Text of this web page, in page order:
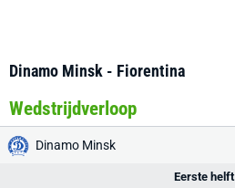
Dinamo Minsk - Fiorentina
Wedstrijdverloop
Dinamo Minsk
Eerste helft